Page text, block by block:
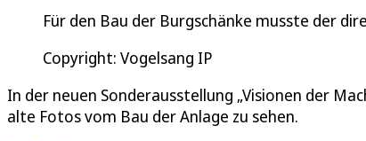
Für den Bau der Burgschänke musste der
Copyright: Vogelsang IP
In der neuen Sonderausstellung „Visionen der
alte Fotos vom Bau der Anlage zu sehen.